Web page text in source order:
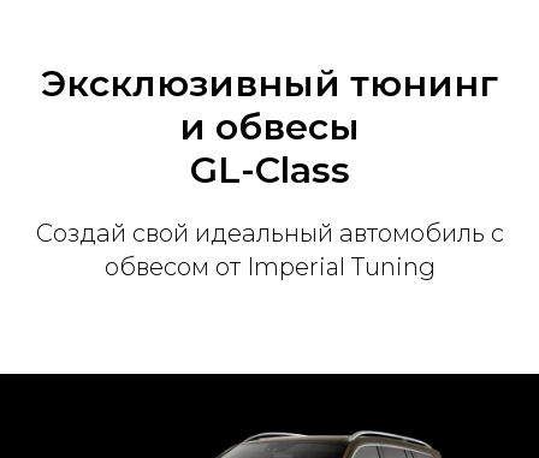
Эксклюзивный тюнинг
и обвесы
GL-Class
Создай свой идеальный автомобиль с
обвесом от Imperial Tuning